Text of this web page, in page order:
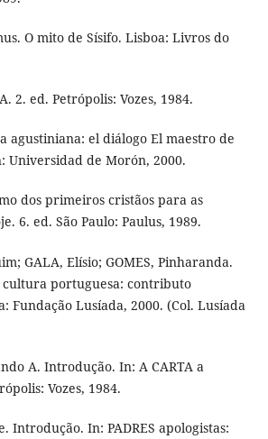
O mito de Sísifo. Lisboa: Livros do
2. ed. Petrópolis: Vozes, 1984.
agustiniana: el diálogo El maestro de
Universidad de Morón, 2000.
dos primeiros cristãos para as
6. ed. São Paulo: Paulus, 1989.
GALA, Elísio; GOMES, Pinharanda.
cultura portuguesa: contributo
Fundação Lusíada, 2000. (Col. Lusíada
A. Introdução. In: A CARTA a
Vozes, 1984.
Introdução. In: PADRES apologistas: